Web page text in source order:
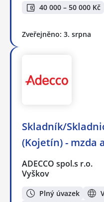
40 000 – 50 000 Kč
Zveřejněno: 3. srpna
Skladník/
(Kojetín) - mzda
ADECCO spol.s r.o.
Vyškov
Plný úvazek